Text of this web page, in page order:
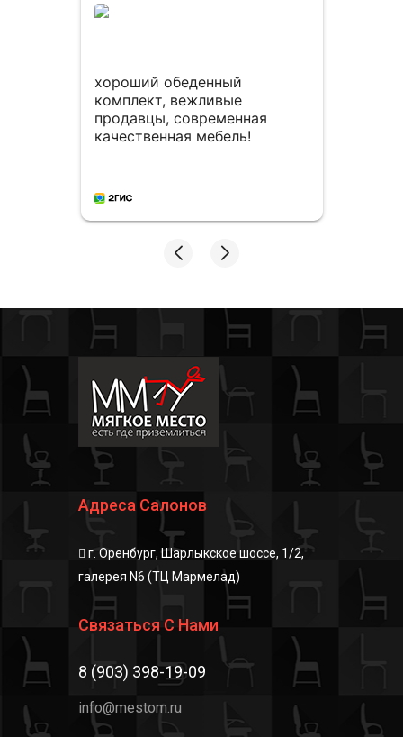
хороший обеденный
комплект, вежливые
продавцы, современная
качественная мебель!
Адреса Салонов
г. Оренбург, Шарлыкское шоссе, 1/2,
галерея N6 (ТЦ Мармелад)
Связаться С Нами
8 (903) 398-19-09
info@mestom.ru